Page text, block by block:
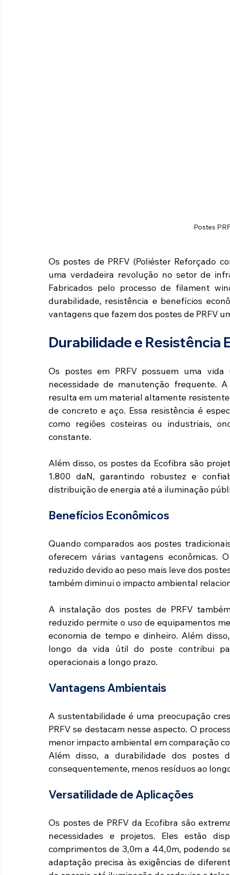
Postes
Os postes de PRFV (Poliéster Reforçado
uma verdadeira revolução no setor de
Fabricados pelo processo de filament
durabilidade, resistência e benefícios
vantagens que fazem dos postes de PRFV
Durabilidade e Resistência
Os postes em PRFV possuem uma
necessidade de manutenção frequente.
resulta em um material altamente
de concreto e aço. Essa resistência é
como regiões costeiras ou industriais,
constante.
Além disso, os postes da Ecofibra são
1.800 daN, garantindo robustez e
distribuição de energia até a iluminação
Benefícios Econômicos
Quando comparados aos postes
oferecem várias vantagens econômicas.
reduzido devido ao peso mais leve dos
também diminui o impacto ambiental
A instalação dos postes de PRFV
reduzido permite o uso de equipamentos
economia de tempo e dinheiro. Além
longo da vida útil do poste contribui
operacionais a longo prazo.
Vantagens Ambientais
A sustentabilidade é uma preocupação
PRFV se destacam nesse aspecto. O
menor impacto ambiental em comparação
Além disso, a durabilidade dos postes
consequentemente, menos resíduos ao
Versatilidade de Aplicações
Os postes de PRFV da Ecofibra são
necessidades e projetos. Eles estão
comprimentos de 3,0m a 44,0m, podendo
adaptação precisa às exigências de